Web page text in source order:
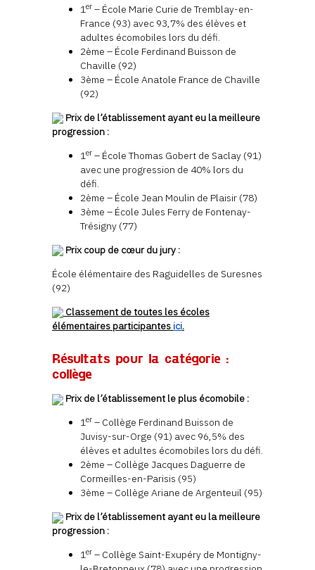
1er – École Marie Curie de Tremblay-en-
France (93) avec 93,7% des élèves et
adultes écomobiles lors du défi.
2ème – École Ferdinand Buisson de
Chaville (92)
3ème – École Anatole France de Chaville
(92)
Prix de l’établissement ayant eu la meilleure
progression :
1er – École Thomas Gobert de Saclay (91)
avec une progression de 40% lors du
défi.
2ème – École Jean Moulin de Plaisir (78)
3ème – École Jules Ferry de Fontenay-
Trésigny (77)
Prix coup de cœur du jury :
École élémentaire des Raguidelles de Suresnes
(92)
Classement de toutes les écoles
élémentaires participantes ici.
Résultats pour la catégorie :
collège
Prix de l’établissement le plus écomobile :
1er – Collège Ferdinand Buisson de
Juvisy-sur-Orge (91) avec 96,5% des
élèves et adultes écomobiles lors du défi.
2ème – Collège Jacques Daguerre de
Cormeilles-en-Parisis (95)
3ème – Collège Ariane de Argenteuil (95)
Prix de l’établissement ayant eu la meilleure
progression :
1er – Collège Saint-Exupéry de Montigny-